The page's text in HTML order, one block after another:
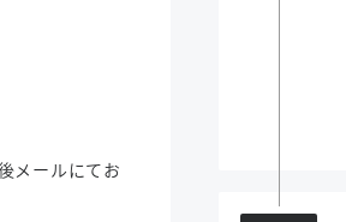
メールにてお